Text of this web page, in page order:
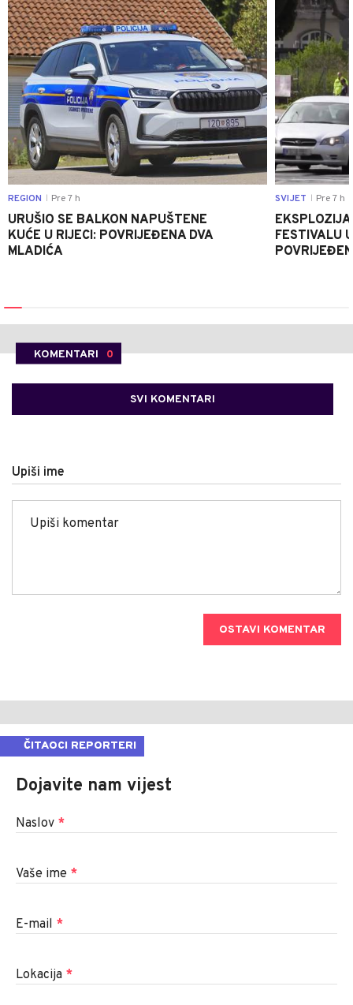
REGION Pre 7 h
URUŠIO SE BALKON NAPUŠTENE
KUĆE U RIJECI: POVRIJEĐENA DVA
MLADIĆA
SVIJET Pre 7 h
FESTIVALU
KOMENTARI 0
SVI KOMENTARI
Upiši ime
OSTAVI KOMENTAR
ČITAOCI REPORTERI
Dojavite nam vijest
Naslov *
Vaše ime *
E-mail *
Lokacija *